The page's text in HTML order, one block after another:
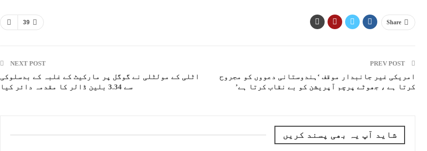
39 Share
امریکی غیر جانبدار موقف ‘ہندوستانی دعووں کو مجروح
کرتا ہے ، جھوٹے پرچم آپریشن کو بے نقاب کرتا ہے’
NEXT POST
اٹلی کے مولٹلی نے گوگل پر مارکیٹ کے غلبہ کے بدسلوکی
سے 3.34 بلین ڈالر کا مقدمہ دائر کیا
شاید آپ یہ بھی پسند کریں